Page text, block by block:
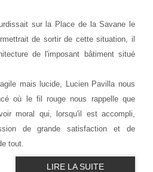
sur la Place de la Savane le
de sortir de cette situation, il
de l'imposant bâtiment situé
mais lucide, Lucien Pavilla nous
où le fil rouge nous rappelle que
moral qui, lorsqu'il est accompli,
de grande satisfaction et de
tout.
LIRE LA SUITE